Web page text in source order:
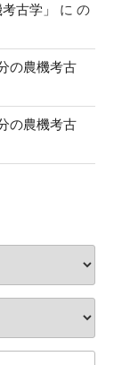
古学」 に の
の農機考古
の農機考古